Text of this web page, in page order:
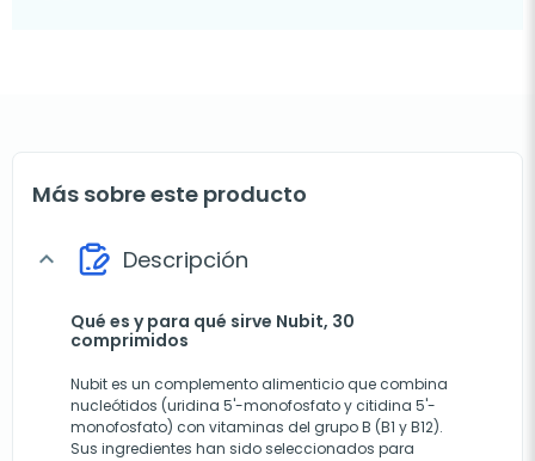
Más sobre este producto
expand_more Descripción
Qué es y para qué sirve Nubit, 30
comprimidos
Nubit es un complemento alimenticio que combina
nucleótidos (uridina 5'-monofosfato y citidina 5'-
monofosfato) con vitaminas del grupo B (B1 y B12).
Sus ingredientes han sido seleccionados para